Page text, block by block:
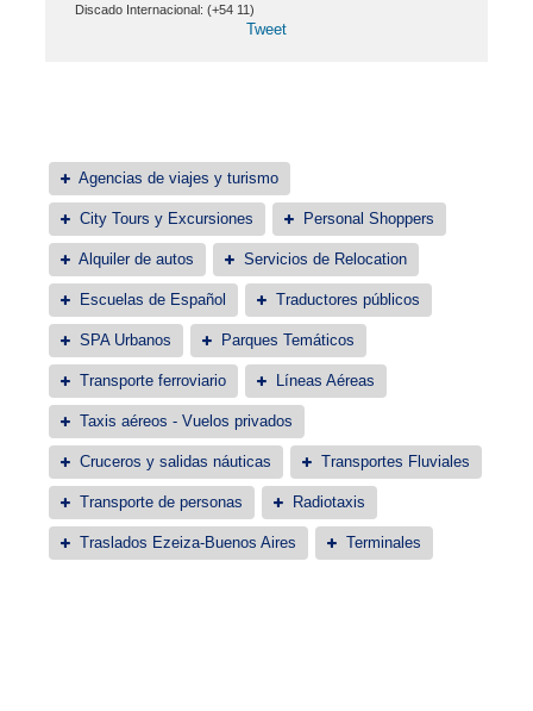
Discado Internacional: (+54 11)
Tweet
Agencias de viajes y turismo
City Tours y Excursiones Personal Shoppers
Alquiler de autos Servicios de Relocation
Escuelas de Español Traductores públicos
SPA Urbanos Parques Temáticos
Transporte ferroviario Líneas Aéreas
Taxis aéreos - Vuelos privados
Cruceros y salidas náuticas Transportes Fluviales
Transporte de personas Radiotaxis
Traslados Ezeiza-Buenos Aires Terminales